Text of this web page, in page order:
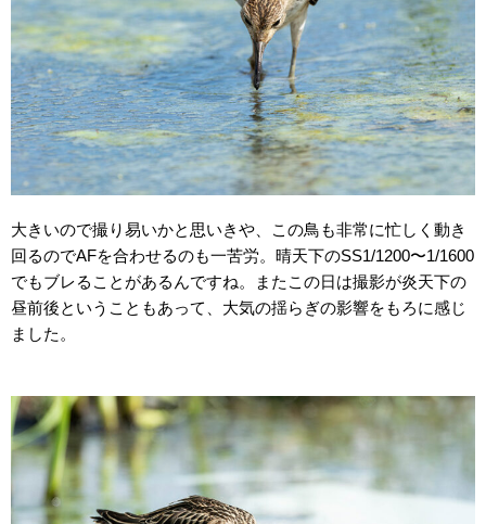
大きいので撮り易いかと思いきや、この鳥も非常に忙しく動き
回るのでAFを合わせるのも一苦労。晴天下のSS1/1200〜1/1600
でもブレることがあるんですね。またこの日は撮影が炎天下の
昼前後ということもあって、大気の揺らぎの影響をもろに感じ
ました。